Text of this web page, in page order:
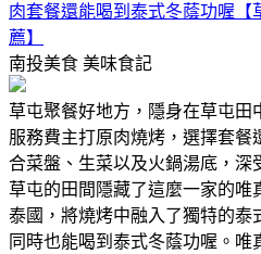
肉套餐還能喝到泰式冬蔭功喔【
薦】
南投美食 美味食記
草屯聚餐好地方，隱身在草屯田
服務費主打原肉燒烤，選擇套餐
合菜盤、生菜以及火鍋湯底，深
草屯的田間隱藏了這麼一家的唯
泰國，將燒烤中融入了獨特的泰
同時也能喝到泰式冬蔭功喔。唯